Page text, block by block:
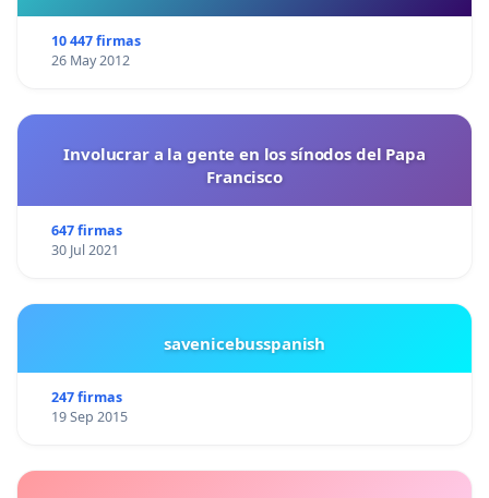
10 447 firmas
26 May 2012
Involucrar a la gente en los sínodos del Papa
Francisco
647 firmas
30 Jul 2021
savenicebusspanish
247 firmas
19 Sep 2015